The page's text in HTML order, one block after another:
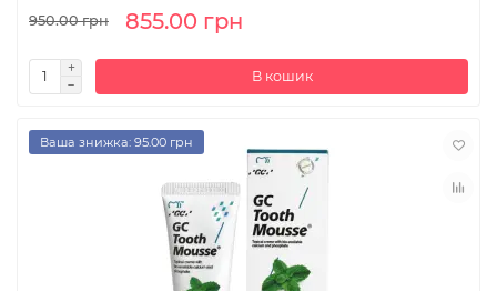
950.00 грн 855.00 грн
В кошик
Ваша знижка: 95.00 грн